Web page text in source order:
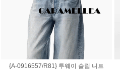
{A-0916557/R81} 투웨이 슬림 니트